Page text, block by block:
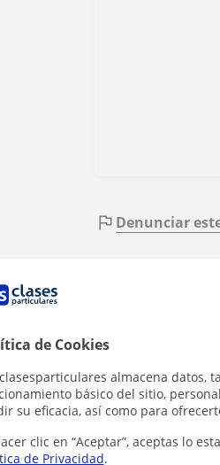
de Cookies
almacena datos,
básico del sitio,
su eficacia, así como para
clic en “Aceptar”, aceptas lo
de Privacidad.
Denunciar
en Vitoria-